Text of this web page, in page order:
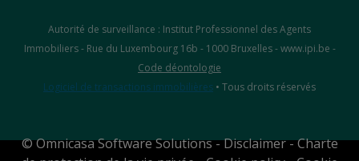
Autorité de surveillance : Institut Professionnel des Agents
Immobiliers - Rue du Luxembourg 16b - 1000 Bruxelles - www.ipi.be -
Code déontologie
Logiciel de transactions immobilières • Tous droits réservés
©Omnicasa Software Solutions-Disclaimer-Charte